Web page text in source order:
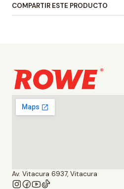
COMPARTIR ESTE PRODUCTO
Av. Vitacura 6937, Vitacura